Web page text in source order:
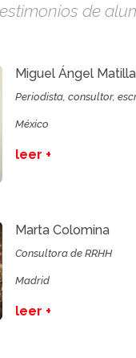
de
Miguel Ángel
Periodista, consultor,
México
leer +
Marta Colomina
Consultora de RRHH
Madrid
leer +